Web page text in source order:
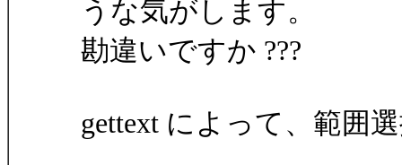
うな気がします。
勘違いですか ???
gettext によって、範囲